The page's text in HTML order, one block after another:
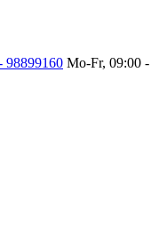
98899160 Mo-Fr, 09:00 -